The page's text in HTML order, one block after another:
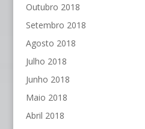
Outubro 2018
Setembro 2018
Agosto 2018
Julho 2018
Junho 2018
Maio 2018
Abril 2018